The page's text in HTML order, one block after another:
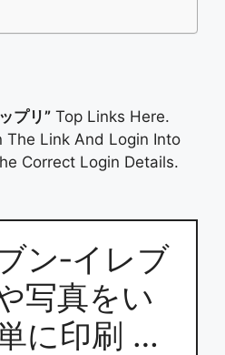
プリ” Top Links Here.
The Link And Login Into
Correct Login Details.
ン‐イレブ
写真をい
に印刷 …